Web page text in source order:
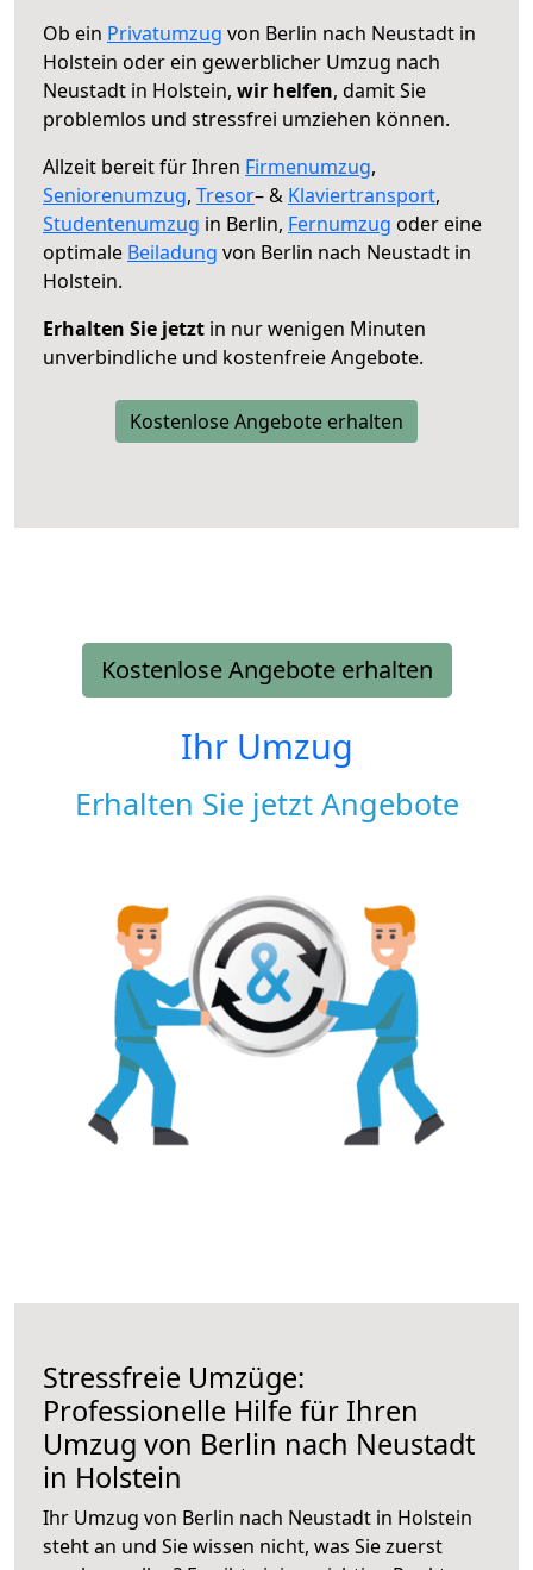
Ob ein Privatumzug von Berlin nach Neustadt in
Holstein oder ein gewerblicher Umzug nach
Neustadt in Holstein, wir helfen, damit Sie
problemlos und stressfrei umziehen können.
Allzeit bereit für Ihren Firmenumzug,
Seniorenumzug, Tresor– & Klaviertransport,
Studentenumzug in Berlin, Fernumzug oder eine
optimale Beiladung von Berlin nach Neustadt in
Holstein.
Erhalten Sie jetzt in nur wenigen Minuten
unverbindliche und kostenfreie Angebote.
Kostenlose Angebote erhalten
Kostenlose Angebote erhalten
Ihr Umzug
Erhalten Sie jetzt Angebote
Stressfreie Umzüge:
Professionelle Hilfe für Ihren
Umzug von Berlin nach Neustadt
in Holstein
Ihr Umzug von Berlin nach Neustadt in Holstein
steht an und Sie wissen nicht, was Sie zuerst